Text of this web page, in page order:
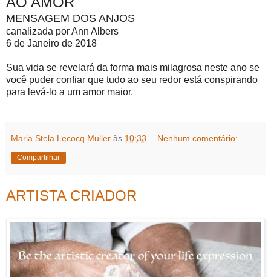
MENSAGEM DOS ANJOS
canalizada por Ann Albers
6 de Janeiro de 2018
Sua vida se revelará da forma mais milagrosa neste ano se
você puder confiar que tudo ao seu redor está conspirando
para levá-lo a um amor maior.
Maria Stela Lecocq Muller às 10:33 Nenhum comentário:
Compartilhar
ARTISTA CRIADOR